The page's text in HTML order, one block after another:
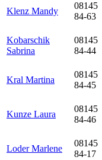
Klenz Mandy
08145
84-63
Kobarschik
Sabrina
08145
84-44
Kral Martina
08145
84-45
Kunze Laura
08145
84-46
Loder Marlene
08145
84-17